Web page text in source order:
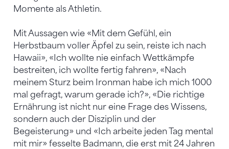
Momente als Athletin.
Mit Aussagen wie «Mit dem Gefühl, ein
Herbstbaum voller Äpfel zu sein, reiste ich nach
Hawaii», «Ich wollte nie einfach Wettkämpfe
bestreiten, ich wollte fertig fahren», «Nach
meinem Sturz beim Ironman habe ich mich 1000
mal gefragt, warum gerade ich?», «Die richtige
Ernährung ist nicht nur eine Frage des Wissens,
sondern auch der Disziplin und der
Begeisterung» und «Ich arbeite jeden Tag mental
mit mir» fesselte Badmann, die erst mit 24 Jahren